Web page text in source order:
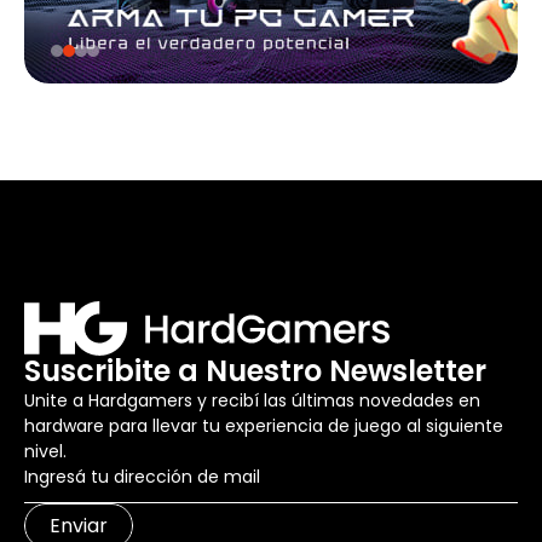
Suscribite a Nuestro Newsletter
Unite a Hardgamers y recibí las últimas novedades en
hardware para llevar tu experiencia de juego al siguiente
nivel.
Enviar